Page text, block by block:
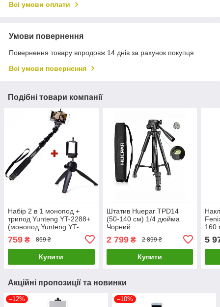
Всі умови оплати
Умови повернення
Повернення товару впродовж 14 днів за рахунок покупця
Всі умови повернення
Подібні товари компанії
Набір 2 в 1 монопод +
трипод Yunteng YT-2288+
(монопод Yunteng YT-
1288 + трипод Yunteng YT-
288)
759 ₴ 859 ₴
Купити
Штатив Huepar TPD14
(50-140 см) 1/4 дюйма
Чорний
2 799₴ 2 899 ₴
Купити
160
5
Акційні пропозиції та новинки
–12% –10%